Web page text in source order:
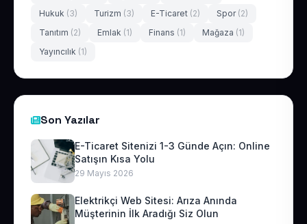
Hukuk (3) Turizm (3) E-Ticaret (2) Spor (2)
Tanıtım (2) Emlak (1) Finans (1) Mağaza (1)
Yayıncılık (1)
Son Yazılar
E-Ticaret Sitenizi 1-3 Günde Açın: Online
Satışın Kısa Yolu
29 Mayıs 2026
Elektrikçi Web Sitesi: Arıza Anında
Müşterinin İlk Aradığı Siz Olun